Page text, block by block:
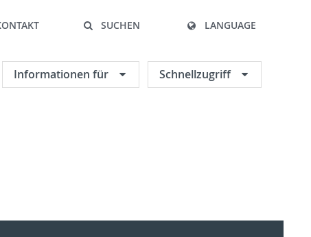
SUCHEN LANGUAGE
Informationen für Schnellzugriff